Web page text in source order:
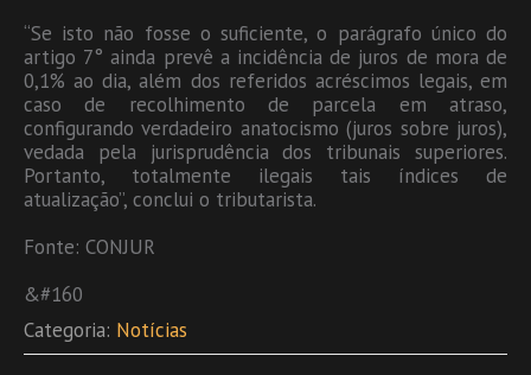
“Se isto não fosse o suficiente, o parágrafo único do
artigo 7° ainda prevê a incidência de juros de mora de
0,1% ao dia, além dos referidos acréscimos legais, em
caso de recolhimento de parcela em atraso,
configurando verdadeiro anatocismo (juros sobre juros),
vedada pela jurisprudência dos tribunais superiores.
Portanto, totalmente ilegais tais índices de
atualização”, conclui o tributarista.
Fonte: CONJUR
&#160
Categoria: Notícias